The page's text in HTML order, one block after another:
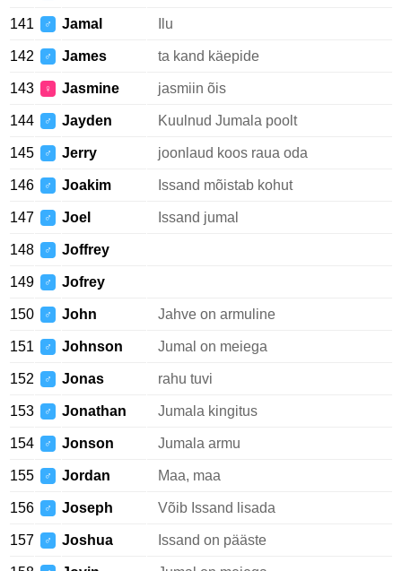
141 ♂ Jamal Ilu
142 ♂ James ta kand käepide
143 ♀ Jasmine jasmiin õis
144 ♂ Jayden Kuulnud Jumala poolt
145 ♂ Jerry joonlaud koos raua oda
146 ♂ Joakim Issand mõistab kohut
147 ♂ Joel Issand jumal
148 ♂ Joffrey
149 ♂ Jofrey
150 ♂ John Jahve on armuline
151 ♂ Johnson Jumal on meiega
152 ♂ Jonas rahu tuvi
153 ♂ Jonathan Jumala kingitus
154 ♂ Jonson Jumala armu
155 ♂ Jordan Maa, maa
156 ♂ Joseph Võib Issand lisada
157 ♂ Joshua Issand on pääste